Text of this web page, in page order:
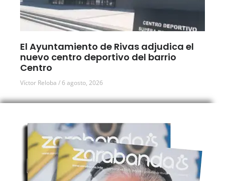
El Ayuntamiento de Rivas adjudica el
nuevo centro deportivo del barrio
Centro
Víctor Reloba 6 agosto, 2026